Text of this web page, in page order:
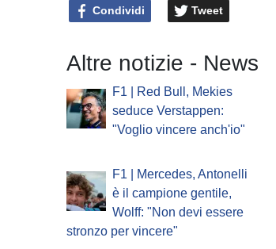
Condividi Tweet
Altre notizie - News
F1 | Red Bull, Mekies
seduce Verstappen:
"Voglio vincere anch'io"
F1 | Mercedes, Antonelli
è il campione gentile,
Wolff: "Non devi essere
stronzo per vincere"